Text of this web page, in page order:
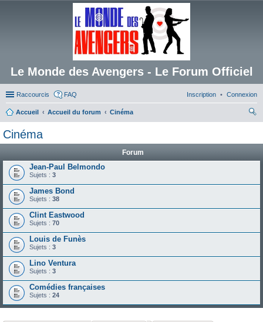
Le Monde des Avengers - Le Forum Officiel
Raccourcis FAQ Connexion
Inscription
Accueil Accueil du forum
Cinéma
Cinéma
Forum
Jean-Paul Belmondo
Sujets : 3
James Bond
Sujets : 38
Clint Eastwood
Sujets : 70
Louis de Funès
Sujets : 3
Lino Ventura
Sujets : 3
Comédies françaises
Sujets : 24